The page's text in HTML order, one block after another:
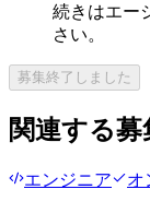
続きはエー
さい。
募集終了しました
関連する募
エンジニア オ